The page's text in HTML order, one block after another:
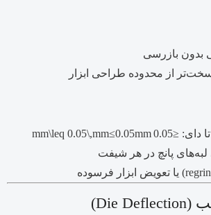
بدون بازرسی
از محدوده طراحی ابزار
دای: ≤0.05 mm\leq 0.05\,mm
≤0.05mm
پانچ در هر شیفت